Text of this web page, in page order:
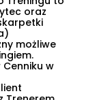
oraz
możliwe
w